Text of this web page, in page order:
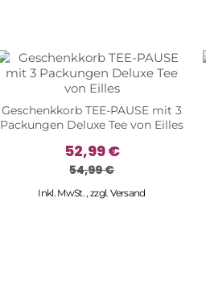
Geschenkkorb TEE-PAUSE mit 3
Packungen Deluxe Tee von Eilles
52,99 €
54,99 €
Inkl. MwSt. ,zzgl.Versand